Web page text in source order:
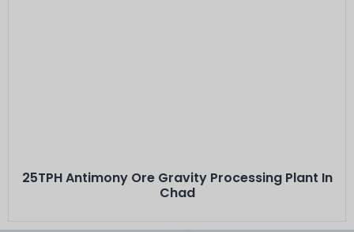
25TPH Antimony Ore Gravity Processing Plant In
Chad